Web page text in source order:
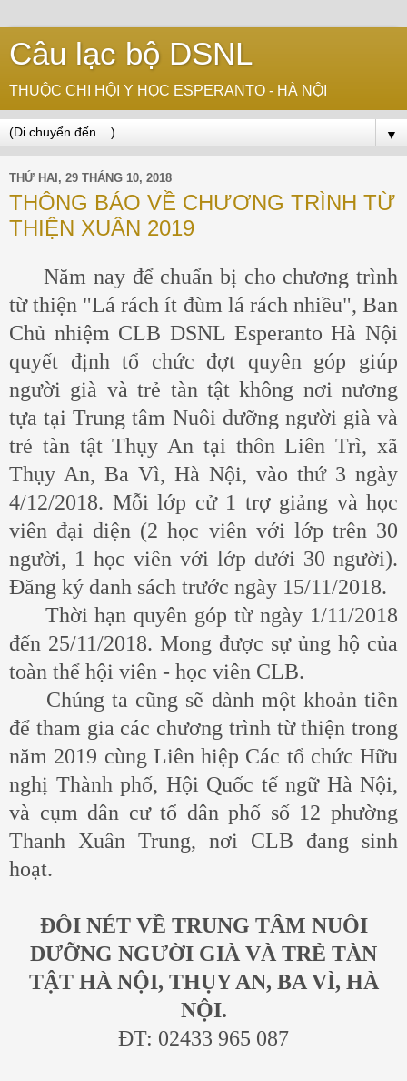
Câu lạc bộ DSNL
THUỘC CHI HỘI Y HỌC ESPERANTO - HÀ NỘI
▼
THỨ HAI, 29 THÁNG 10, 2018
THÔNG BÁO VỀ CHƯƠNG TRÌNH TỪ
THIỆN XUÂN 2019
Năm nay để chuẩn bị cho chương trình
từ thiện "Lá rách ít đùm lá rách nhiều", Ban
Chủ nhiệm CLB DSNL Esperanto Hà Nội
quyết định tổ chức đợt quyên góp giúp
người già và trẻ tàn tật không nơi nương
tựa tại Trung tâm Nuôi dưỡng người già và
trẻ tàn tật Thụy An tại thôn Liên Trì, xã
Thụy An, Ba Vì, Hà Nội, vào thứ 3 ngày
4/12/2018. Mỗi lớp cử 1 trợ giảng và học
viên đại diện (2 học viên với lớp trên 30
người, 1 học viên với lớp dưới 30 người).
Đăng ký danh sách trước ngày 15/11/2018.
Thời hạn quyên góp từ ngày 1/11/2018
đến 25/11/2018. Mong được sự ủng hộ của
toàn thể hội viên - học viên CLB.
Chúng ta cũng sẽ dành một khoản tiền
để tham gia các chương trình từ thiện trong
năm 2019 cùng Liên hiệp Các tổ chức Hữu
nghị Thành phố, Hội Quốc tế ngữ Hà Nội,
và cụm dân cư tổ dân phố số 12 phường
Thanh Xuân Trung, nơi CLB đang sinh
hoạt.
ĐÔI NÉT VỀ TRUNG TÂM NUÔI
DƯỠNG NGƯỜI GIÀ VÀ TRẺ TÀN
TẬT HÀ NỘI, THỤY AN, BA VÌ, HÀ
NỘI.
ĐT: 02433 965 087